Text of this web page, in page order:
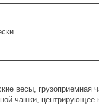
весы, грузоприемная
чашки, центрирующее